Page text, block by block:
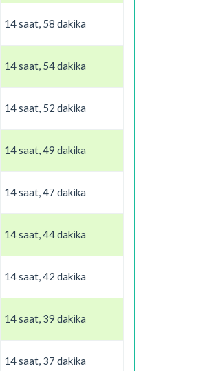
14 saat, 58 dakika
14 saat, 54 dakika
14 saat, 52 dakika
14 saat, 49 dakika
14 saat, 47 dakika
14 saat, 44 dakika
14 saat, 42 dakika
14 saat, 39 dakika
14 saat, 37 dakika